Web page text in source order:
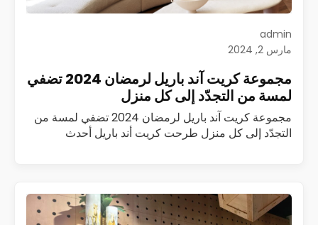
admin
مارس 2, 2024
مجموعة كريت آند باريل لرمضان 2024 تضفي
لمسة من التجدّد إلى كل منزل
مجموعة كريت آند باريل لرمضان 2024 تضفي لمسة من
التجدّد إلى كل منزل طرحت كريت أند باريل أحدث